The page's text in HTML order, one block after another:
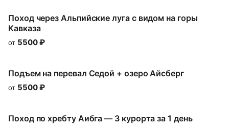
Поход через Альпийские луга с видом на горы
Кавказа
от 5500₽
Подъем на перевал Седой + озеро Айсберг
от 5500₽
Поход по хребту Аибга — 3 курорта за 1 день